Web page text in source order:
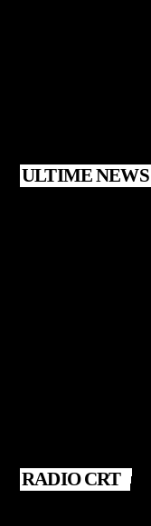
ULTIME NEWS
RADIO CRT